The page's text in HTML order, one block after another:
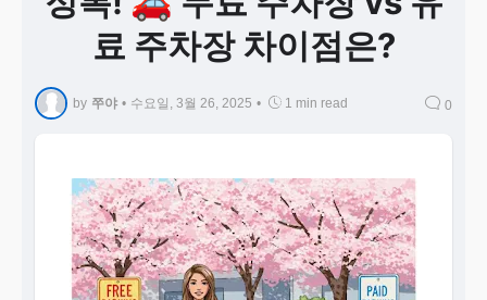
료 주차장 차이점은?
by 쭈야 • 수요일, 3월 26, 2025 • 1 min read 0